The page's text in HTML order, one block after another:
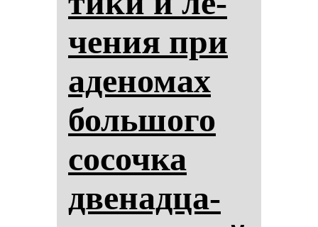
че­ния при
аде­но­мах
боль­шо­го
со­соч­ка
две­над­ца­